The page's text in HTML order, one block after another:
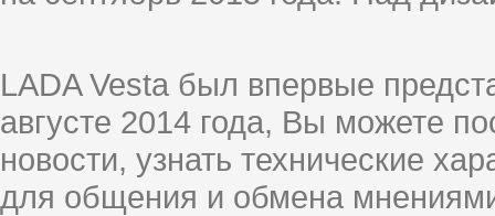
LADA Vesta был впервые
августе 2014 года, Вы можете
новости, узнать технические
для общения и обмена